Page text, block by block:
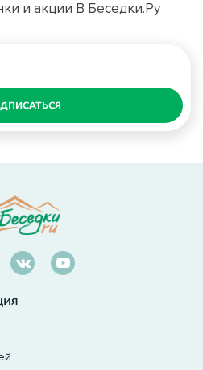
и акции В Беседки.Ру